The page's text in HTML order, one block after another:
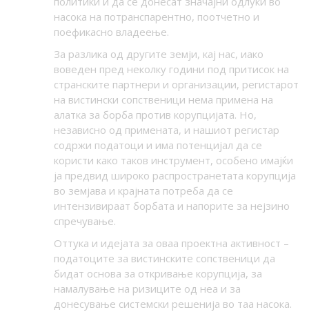
насока на потранспарентно, поотчетно и
поефикасно владеење.
За разлика од другите земји, кај нас, иако
воведен пред неколку години под притисок на
странските партнери и организации, регистарот
на вистински сопственици нема примена на
алатка за борба против корупцијата. Но,
независно од примената, и нашиот регистар
содржи податоци и има потенцијал да се
користи како таков инструмент, особено имајќи
ја предвид широко распространетата корупција
во земјава и крајната потреба да се
интензивираат борбата и напорите за нејзино
спречување.
Оттука и идејата за оваа проектна активност –
податоците за вистинските сопственици да
бидат основа за откривање корупција, за
намалување на ризиците од неа и за
донесување системски решенија во таа насока.